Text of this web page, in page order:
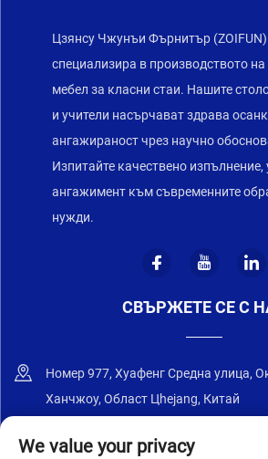
Цзянсу Чжунъи Фърнитър (ZOIFUN)
специализира в производството
мебел за класни стаи. Нашите
и учители насърчават здрава
ангажираност чрез научно
Изпитайте качествено изпълнение,
ангажимент към съвременните
нужди.
СВЪРЖЕТЕ СЕ С
Номер 977, Хуафенг Средна улица,
Ханчжоу, Област Цhejang, Китай
+86-18668589258
We value your privacy